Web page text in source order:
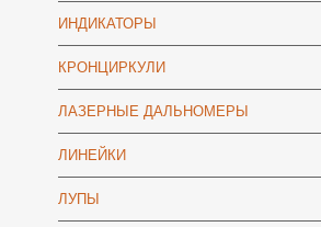
ИНДИКАТОРЫ
КРОНЦИРКУЛИ
ЛАЗЕРНЫЕ ДАЛЬНОМЕРЫ
ЛИНЕЙКИ
ЛУПЫ